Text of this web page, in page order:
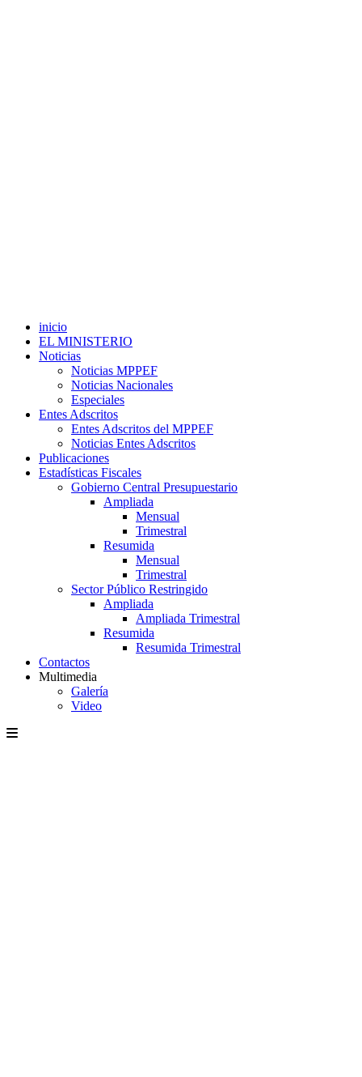
inicio
EL MINISTERIO
Noticias
Noticias MPPEF
Noticias Nacionales
Especiales
Entes Adscritos
Entes Adscritos del MPPEF
Noticias Entes Adscritos
Publicaciones
Estadísticas Fiscales
Gobierno Central Presupuestario
Ampliada
Mensual
Trimestral
Resumida
Mensual
Trimestral
Sector Público Restringido
Ampliada
Ampliada Trimestral
Resumida
Resumida Trimestral
Contactos
Multimedia
Galería
Video